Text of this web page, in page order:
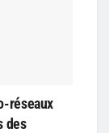
réseaux
des